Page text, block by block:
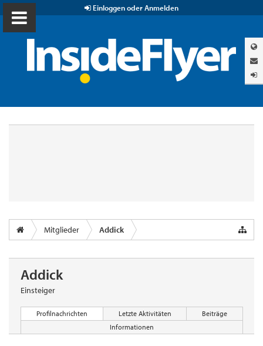
Einloggen oder Anmelden
Mitglieder Addick
Addick
Einsteiger
Profilnachrichten Letzte Aktivitäten
Beiträge
Informationen